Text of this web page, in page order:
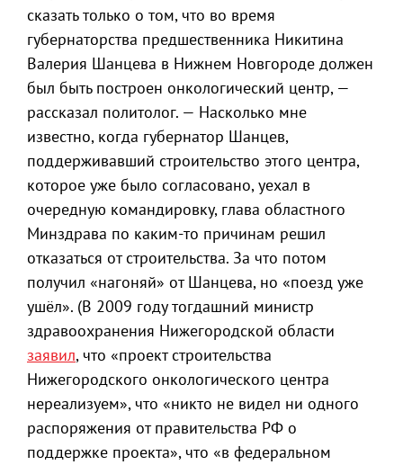
сказать только о том, что во время
губернаторства предшественника Никитина
Валерия Шанцева в Нижнем Новгороде должен
был быть построен онкологический центр, —
рассказал политолог. — Насколько мне
известно, когда губернатор Шанцев,
поддерживавший строительство этого центра,
которое уже было согласовано, уехал в
очередную командировку, глава областного
Минздрава по каким-то причинам решил
отказаться от строительства. За что потом
получил «нагоняй» от Шанцева, но «поезд уже
ушёл». (В 2009 году тогдашний министр
здравоохранения Нижегородской области
заявил, что «проект строительства
Нижегородского онкологического центра
нереализуем», что «никто не видел ни одного
распоряжения от правительства РФ о
поддержке проекта», что «в федеральном